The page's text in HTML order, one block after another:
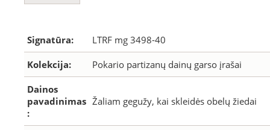
Signatūra: LTRF mg 3498-40
Kolekcija: Pokario partizanų dainų garso įrašai
Dainos
pavadinimas
:
Žaliam gegužy, kai skleidės obelų žiedai